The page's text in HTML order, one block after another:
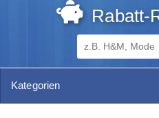
Rabatt-
Kategorien